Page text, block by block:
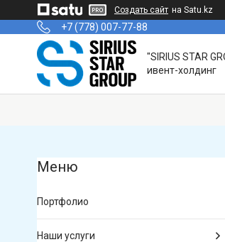
Создать сайт на Satu.kz
+7 (778) 007-77-88
"SIRIUS STAR
ивент-холдинг
Портфолио
Наши услуги